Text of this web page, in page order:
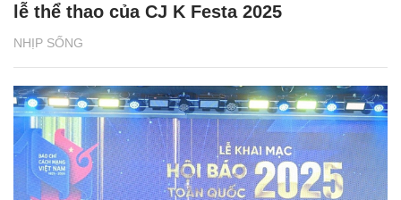
NHỊP SỐNG
lễ thể thao của CJ K Festa 2025